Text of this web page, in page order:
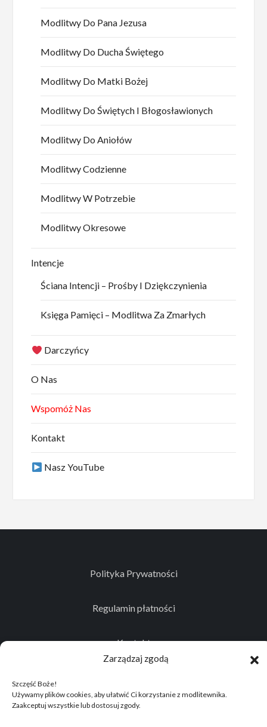
Zarządzaj zgodą
Szczęść Boże!
Używamy plików cookies, aby ułatwić Ci korzystanie z modlitewnika.
Zaakceptuj wszystkie lub dostosuj zgody.
Modlitwy Do Pana Jezusa
Modlitwy Do Ducha Świętego
Modlitwy Do Matki Bożej
Modlitwy Do Świętych I Błogosławionych
Modlitwy Do Aniołów
Modlitwy Codzienne
Modlitwy W Potrzebie
Modlitwy Okresowe
Intencje
Ściana Intencji – Prośby I Dziękczynienia
Księga Pamięci – Modlitwa Za Zmarłych
Darczyńcy
O Nas
Wspomóż Nas
Kontakt
Nasz YouTube
Polityka Prywatności
Regulamin płatności
Kontakt
© 2026Projekt realizowany przez Stowarzyszenie